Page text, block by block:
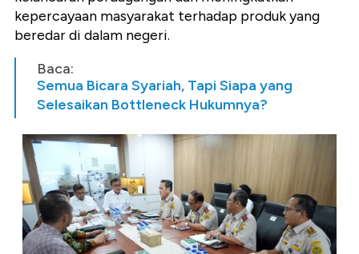
kepercayaan masyarakat terhadap produk yang
beredar di dalam negeri.
Baca:
Semua Bicara Syariah, Tapi Siapa yang
Selesaikan Bottleneck Hukumnya?